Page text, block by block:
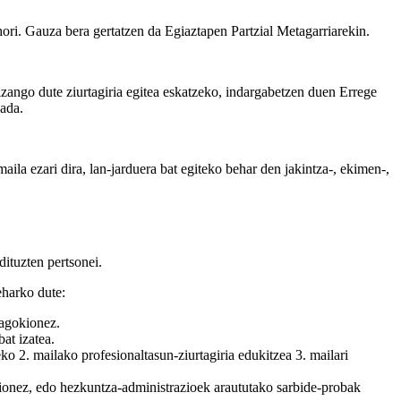
Gauza bera gertatzen da Egiaztapen Partzial Metagarriarekin.
dute ziurtagiria egitea eskatzeko, indargabetzen duen Errege
ezari dira, lan-jarduera bat egiteko behar den jakintza-, ekimen-,
pertsonei.
dute:
izatea.
2. mailako profesionaltasun-ziurtagiria edukitzea 3. mailari
edo hezkuntza-administrazioek araututako sarbide-probak